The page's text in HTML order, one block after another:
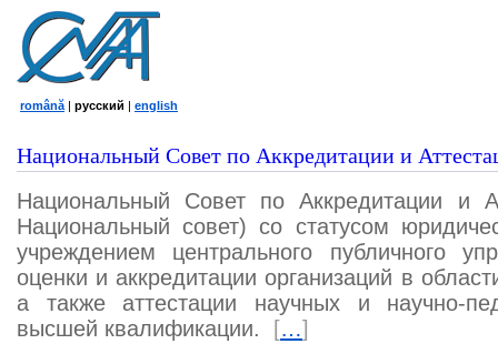
română | русский | english
Национальный Совет по Аккредитации и
Национальный Совет по Аккредитации и
Национальный совет) со статусом
учреждением центрального публичного
оценки и аккредитации организаций в
а также аттестации научных и научно-
высшей квалификации.
[…]